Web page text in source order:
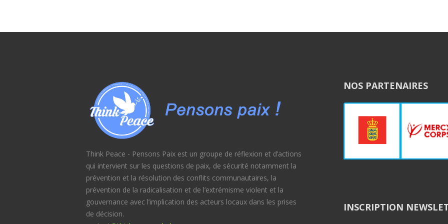
Think Peace - Pensons Paix est un groupe de réflexion et d’actions
qui intervient sur les questions de paix, de sécurité notamment la
prévention et la résolution des conflits communautaires, la
prévention de la radicalisation et de l’extrémisme violent et la
gouvernance avec l’implication des acteurs locaux dans les prises
de décision.
NOS PARTENAIRES
INSCRIPTION